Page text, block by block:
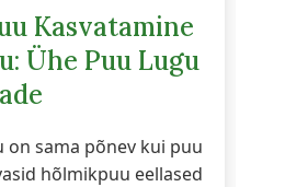
Kasvatamine
Ühe Puu Lugu
sama põnev kui puu
hõlmikpuu eellased